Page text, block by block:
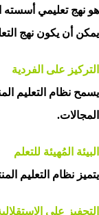
هو نهج تعليمي أسسته
يمكن أن يكون نهج
التركيز على الفردية
يسمح نظام التعليم
المجالات.
البيئة المُهيئة للتعلم
يتميز نظام التعليم
التحفيز على